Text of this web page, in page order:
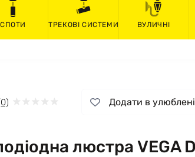
СПОТИ ТРЕКОВІ СИСТЕМИ ВУЛИЧНІ
Додати в улюблені
люстра VEGA